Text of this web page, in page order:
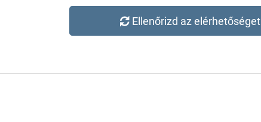
Ellenőrizd az elérhetőséget